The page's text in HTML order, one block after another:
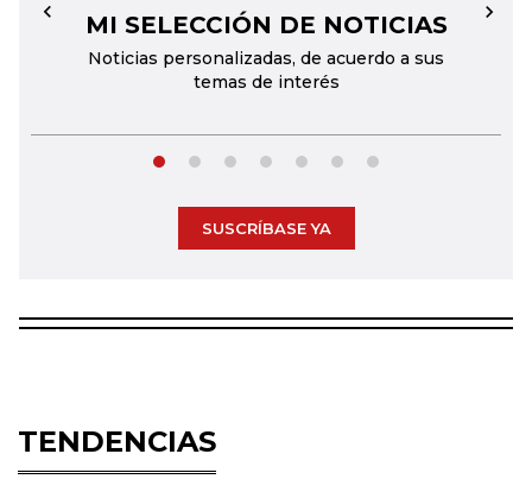
MI SELECCIÓN DE NOTICIAS
Noticias personalizadas, de acuerdo a sus
temas de interés
← →
SUSCRÍBASE YA
TENDENCIAS